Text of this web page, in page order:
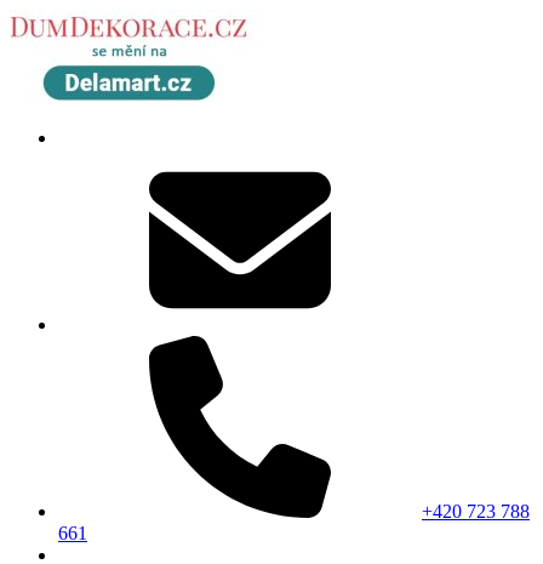
+420 723 788
661